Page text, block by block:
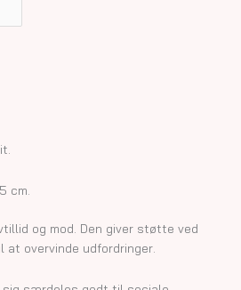
cm.
og mod. Den giver støtte ved
overvinde udfordringer.